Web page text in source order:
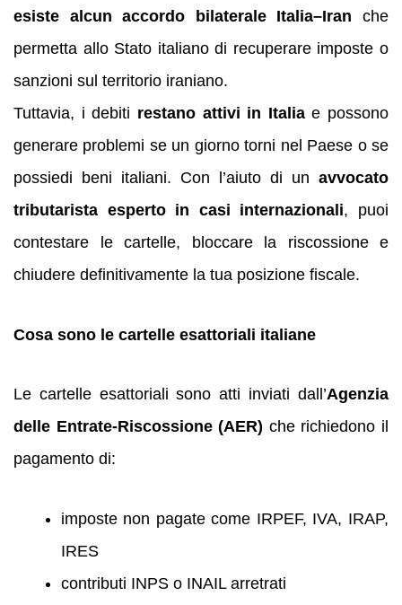
esiste alcun accordo bilaterale Italia–Iran che
permetta allo Stato italiano di recuperare imposte o
sanzioni sul territorio iraniano.
Tuttavia, i debiti restano attivi in Italiae possono
generare problemi se un giorno torni nel Paese o se
possiedi beni italiani. Con l’aiuto di un avvocato
tributarista esperto in casi internazionali, puoi
contestare le cartelle, bloccare la riscossione e
chiudere definitivamente la tua posizione fiscale.
Cosa sono le cartelle esattoriali italiane
Le cartelle esattoriali sono atti inviati dall’Agenzia
delle Entrate-Riscossione (AER) che richiedono il
pagamento di:
imposte non pagate come IRPEF, IVA, IRAP,
IRES
contributi INPS o INAIL arretrati